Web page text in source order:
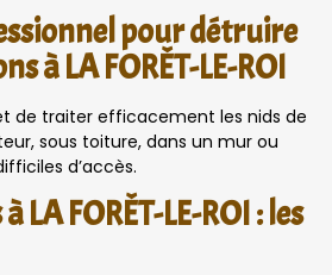
pour détruire
à LA FORÊT-LE-ROI
de traiter efficacement les nids de
sous toiture, dans un mur ou
d’accès.
LA FORÊT-LE-ROI : les